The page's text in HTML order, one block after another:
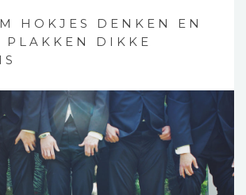
HOKJES DENKEN EN
PLAKKEN DIKKE